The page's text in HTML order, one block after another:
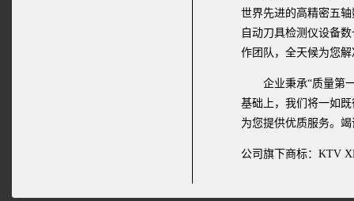
世界先进的高精密五
自动刀具检测仪设备
作团队，全天候为您
企业秉承“质量第一
基础上，我们将一如
为您提供优质服务。
公司旗下商标：KTV